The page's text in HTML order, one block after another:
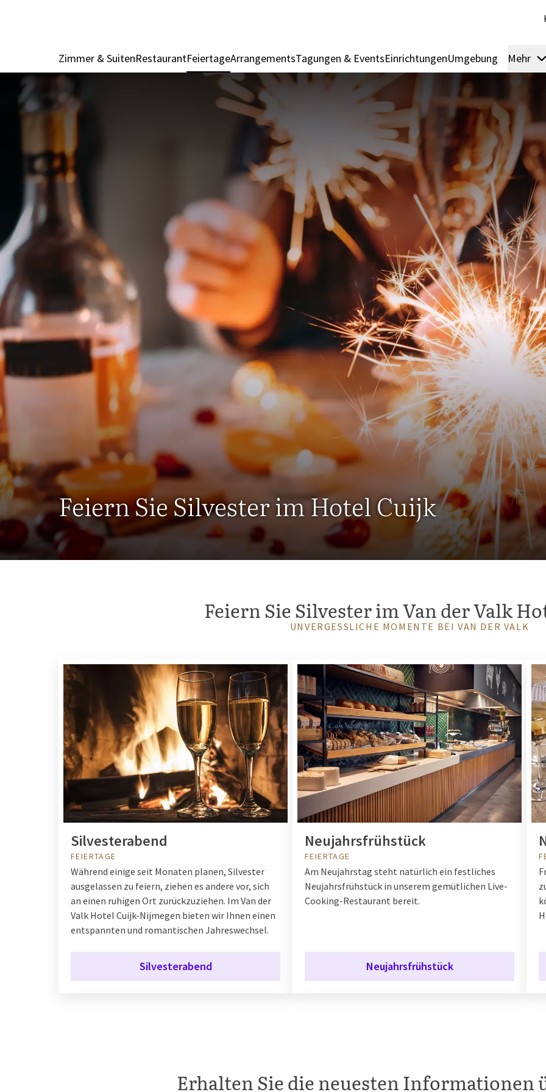
Zimmer & SuitenRestaurantFeiertageArrangementsTagungen & EventsEinrichtungenUmgebung Mehr
Feiern Sie Silvester im Hotel Cuijk
Feiern Sie Silvester im Van der Valk
UNVERGESSLICHE MOMENTE BEI VAN DER VALK
Silvesterabend
FEIERTAGE
Während einige seit Monaten planen, Silvester
ausgelassen zu feiern, ziehen es andere vor, sich
an einen ruhigen Ort zurückzuziehen. Im Van der
Valk Hotel Cuijk-Nijmegen bieten wir Ihnen einen
entspannten und romantischen Jahreswechsel.
Silvesterabend
Neujahrsfrühstück
FEIERTAGE
Am Neujahrstag steht natürlich ein festliches
Neujahrsfrühstück in unserem gemütlichen Live-
Cooking-Restaurant bereit.
Neujahrsfrühstück
Erhalten Sie die neuesten Informationen